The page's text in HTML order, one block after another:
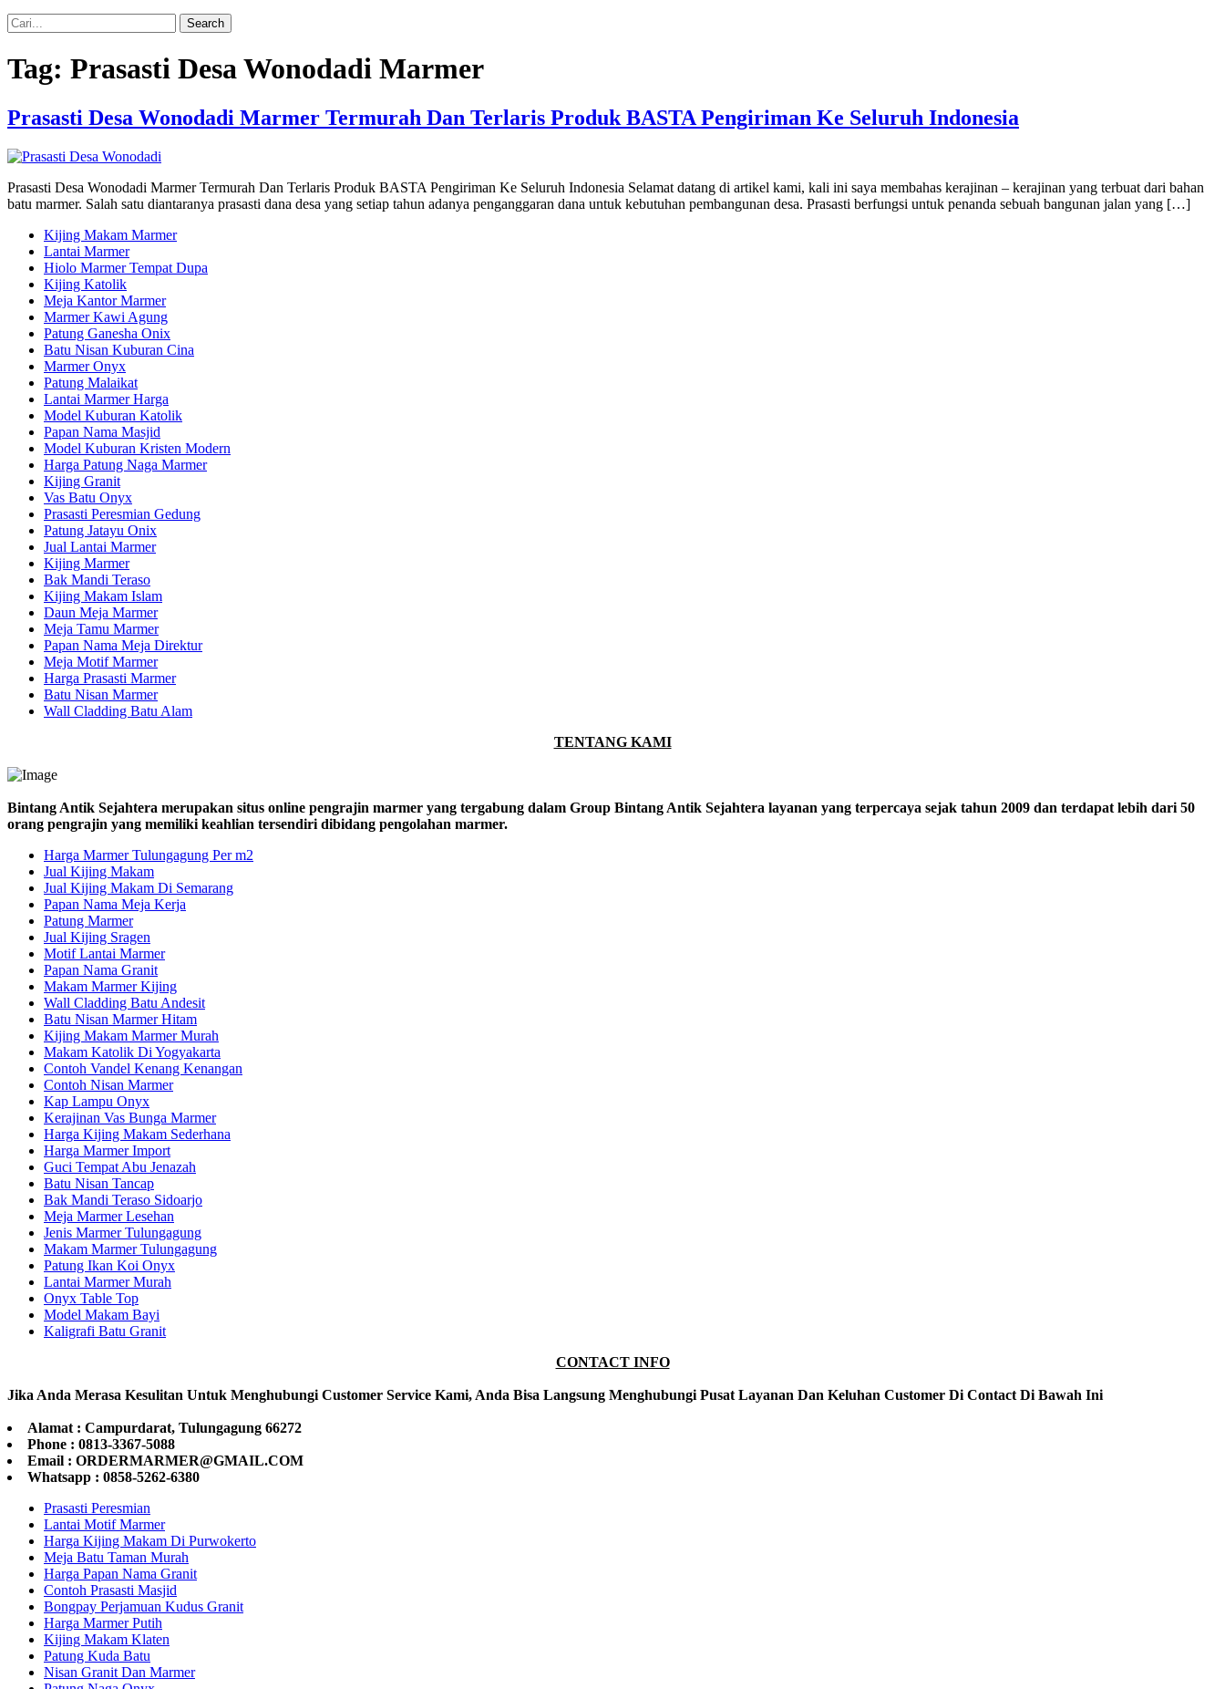
Search
Tag: Prasasti Desa Wonodadi Marmer
Prasasti Desa Wonodadi Marmer Termurah Dan Terlaris Produk BASTA Pengiriman Ke Seluruh Indonesia
Prasasti Desa Wonodadi Marmer Termurah Dan Terlaris Produk BASTA Pengiriman Ke Seluruh Indonesia Selamat datang di artikel kami, kali ini saya membahas kerajinan – kerajinan yang terbuat dari bahan
batu marmer. Salah satu diantaranya prasasti dana desa yang setiap tahun adanya penganggaran dana untuk kebutuhan pembangunan desa. Prasasti berfungsi untuk penanda sebuah bangunan jalan yang […]
Kijing Makam Marmer
Lantai Marmer
Hiolo Marmer Tempat Dupa
Kijing Katolik
Meja Kantor Marmer
Marmer Kawi Agung
Patung Ganesha Onix
Batu Nisan Kuburan Cina
Marmer Onyx
Patung Malaikat
Lantai Marmer Harga
Model Kuburan Katolik
Papan Nama Masjid
Model Kuburan Kristen Modern
Harga Patung Naga Marmer
Kijing Granit
Vas Batu Onyx
Prasasti Peresmian Gedung
Patung Jatayu Onix
Jual Lantai Marmer
Kijing Marmer
Bak Mandi Teraso
Kijing Makam Islam
Daun Meja Marmer
Meja Tamu Marmer
Papan Nama Meja Direktur
Meja Motif Marmer
Harga Prasasti Marmer
Batu Nisan Marmer
Wall Cladding Batu Alam
TENTANG KAMI
Bintang Antik Sejahtera merupakan situs online pengrajin marmer yang tergabung dalam Group Bintang Antik Sejahtera layanan yang terpercaya sejak tahun 2009 dan terdapat lebih dari 50
orang pengrajin yang memiliki keahlian tersendiri dibidang pengolahan marmer.
Harga Marmer Tulungagung Per m2
Jual Kijing Makam
Jual Kijing Makam Di Semarang
Papan Nama Meja Kerja
Patung Marmer
Jual Kijing Sragen
Motif Lantai Marmer
Papan Nama Granit
Makam Marmer Kijing
Wall Cladding Batu Andesit
Batu Nisan Marmer Hitam
Kijing Makam Marmer Murah
Makam Katolik Di Yogyakarta
Contoh Vandel Kenang Kenangan
Contoh Nisan Marmer
Kap Lampu Onyx
Kerajinan Vas Bunga Marmer
Harga Kijing Makam Sederhana
Harga Marmer Import
Guci Tempat Abu Jenazah
Batu Nisan Tancap
Bak Mandi Teraso Sidoarjo
Meja Marmer Lesehan
Jenis Marmer Tulungagung
Makam Marmer Tulungagung
Patung Ikan Koi Onyx
Lantai Marmer Murah
Onyx Table Top
Model Makam Bayi
Kaligrafi Batu Granit
CONTACT INFO
Jika Anda Merasa Kesulitan Untuk Menghubungi Customer Service Kami, Anda Bisa Langsung Menghubungi Pusat Layanan Dan Keluhan Customer Di Contact Di Bawah Ini
Alamat : Campurdarat, Tulungagung 66272
Phone : 0813-3367-5088
Email : ORDERMARMER@GMAIL.COM
Whatsapp : 0858-5262-6380
Prasasti Peresmian
Lantai Motif Marmer
Harga Kijing Makam Di Purwokerto
Meja Batu Taman Murah
Harga Papan Nama Granit
Contoh Prasasti Masjid
Bongpay Perjamuan Kudus Granit
Harga Marmer Putih
Kijing Makam Klaten
Patung Kuda Batu
Nisan Granit Dan Marmer